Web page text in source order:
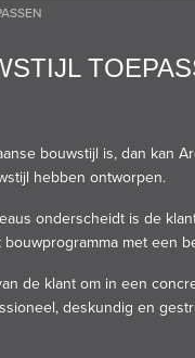
bouwstijl is, dan kan
hebben ontworpen.
onderscheidt is de
met een
de klant om in een
deskundig en